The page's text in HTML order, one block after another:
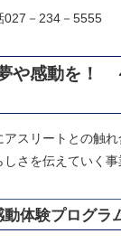
－234－5555
や感動を！
スリートとの触
さを伝えていく事
体験プログラ